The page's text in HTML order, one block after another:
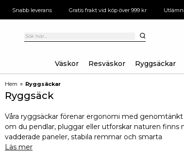
Snabb leverans Gratis frakt vid köp över 999 kr
Väskor Resväskor Ryggsäckar
Hem » Ryggsäckar
Ryggsäck
Våra ryggsäckar förenar ergonomi med
om du pendlar, pluggar eller utforskar naturen finns
vadderade paneler, stabila remmar och smarta
Läs mer